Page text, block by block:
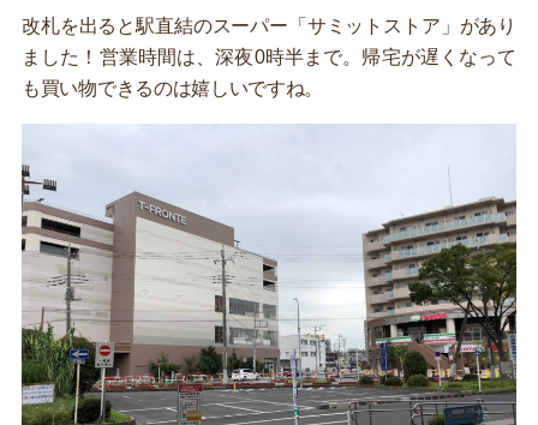
改札を出ると駅直結のスーパー「サミットストア」があり
ました！営業時間は、深夜0時半まで。帰宅が遅くなって
も買い物できるのは嬉しいですね。